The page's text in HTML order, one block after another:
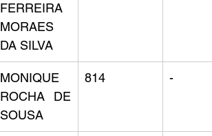
FERREIRA
MORAES
DA SILVA
MONIQUE
ROCHA DE
SOUSA
814 -